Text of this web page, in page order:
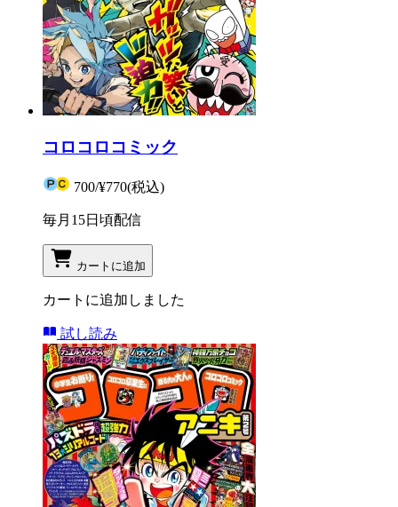
コロコロコミック
700/¥770(税込)
毎月15日頃配信
カートに追加
カートに追加しました
試し読み